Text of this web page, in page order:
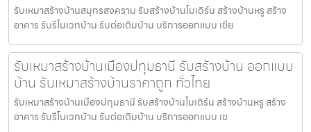
รับเหมาสร้างบ้านสมุทรสงคราม รับสร้างบ้านโมเดิร์น สร้างบ้านหรู สร้าง
อาคาร รับรีโนเวทบ้าน รับต่อเติมบ้าน บริการออกแบบ เขีย
รับเหมาสร้างบ้านเมืองปทุมธานี รับสร้างบ้าน ออกแบบ
บ้าน รับเหมาสร้างบ้านราคาถูก ทั่วไทย
รับเหมาสร้างบ้านเมืองปทุมธานี รับสร้างบ้านโมเดิร์น สร้างบ้านหรู สร้าง
อาคาร รับรีโนเวทบ้าน รับต่อเติมบ้าน บริการออกแบบ เข